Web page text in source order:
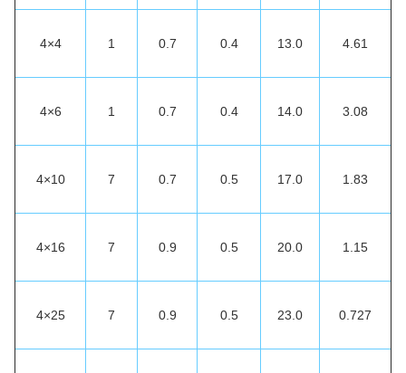
4×4 1 0.7 0.4 13.0 4.61
4×6 1 0.7 0.4 14.0 3.08
4×10 7 0.7 0.5 17.0 1.83
4×16 7 0.9 0.5 20.0 1.15
4×25 7 0.9 0.5 23.0 0.727